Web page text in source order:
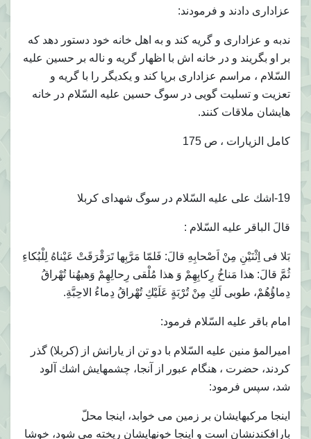
عزادارى دادند و فرمودند:
ندبه و عزادارى و گريه كند و به اهل خانه خود دستور دهد كه
بر او بگريند و در خانه اش با اظهار گريه و ناله بر حسين عليه
السّلام ، مراسم عزادارى برپا كند و يكديگر را با گريه و
تعزيت و تسليت گويى در سوگ حسين عليه السّلام در خانه
هايشان ملاقات كنند.
كامل الزيارات ، ص 175
19-اشك على عليه السّلام در سوگ شهداى كربلا
قالَ الباقر عليه السّلام :
بَلا فى اِثْنَيْنِ مِنْ اَصْحابِهِ قالَ: فَلمّا مَرَّبِها تَرَقْرَقَتْ عَيْناهُ لِلْبُكاءِ
ثُمَّ قالَ: هذا مَناخُ رِكابِهِمْ وَ هذا مُلْقى رِحالِهِمْ وَهيهُنا تُهْراقُ
دِماؤُهُمْ، طوبى لَكِ مِنْ تُرْبَةٍ عَلَيْكِ تُهْراقُ دِماءُ الاحِبَّةِ.
امام باقر عليه السّلام فرمود:
اميرالمؤ منين عليه السّلام با دو تن از يارانش از (كربلا) گذر
كردند، حضرت ، هنگام عبور از آنجا، چشمهايش اشك آلود
شد، سپس فرمود:
اينجا مركبهايشان بر زمين مى خوابد، اينجا محلّ
بارافكندنشان است و اينجا خونهايشان ريخته مى شود، خوشا